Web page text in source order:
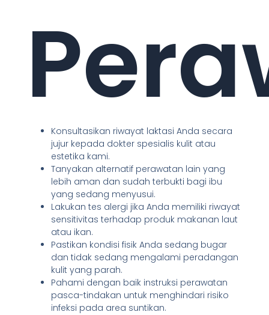
Konsultasikan riwayat laktasi Anda secara
jujur kepada dokter spesialis kulit atau
estetika kami.
Tanyakan alternatif perawatan lain yang
lebih aman dan sudah terbukti bagi ibu
yang sedang menyusui.
Lakukan tes alergi jika Anda memiliki riwayat
sensitivitas terhadap produk makanan laut
atau ikan.
Pastikan kondisi fisik Anda sedang bugar
dan tidak sedang mengalami peradangan
kulit yang parah.
Pahami dengan baik instruksi perawatan
pasca-tindakan untuk menghindari risiko
infeksi pada area suntikan.